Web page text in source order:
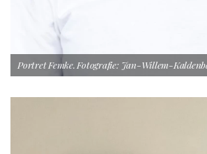
Portret Femke. Fotografie: Jan-Willem-